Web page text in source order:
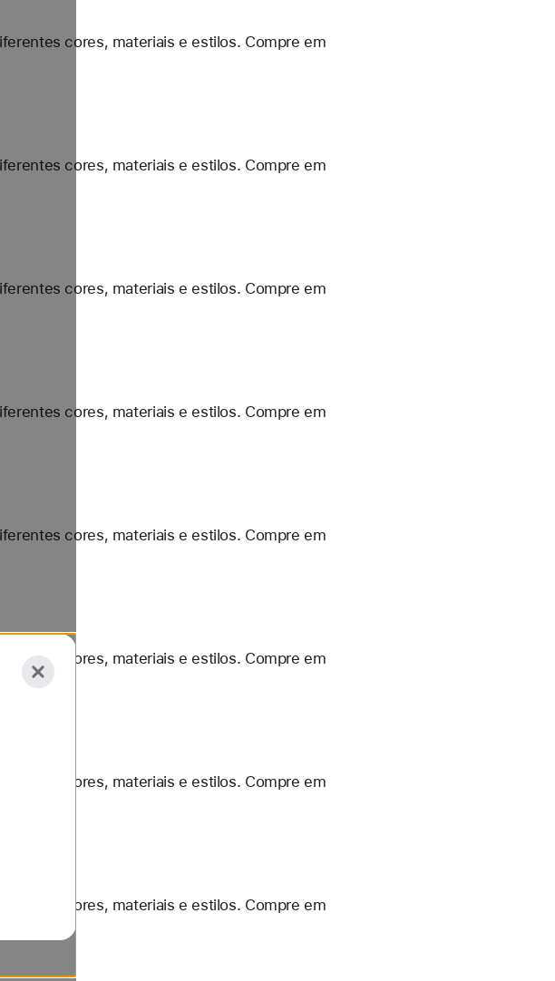
cores, materiais e estilos. Compre em
cores, materiais e estilos. Compre em
cores, materiais e estilos. Compre em
cores, materiais e estilos. Compre em
cores, materiais e estilos. Compre em
cores, materiais e estilos. Compre em
cores, materiais e estilos. Compre em
cores, materiais e estilos. Compre em